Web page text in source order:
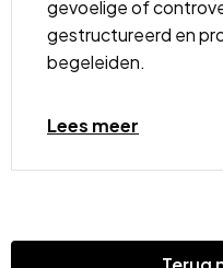
gevoelige of
gestructureerd en
begeleiden.
Lees meer
meer